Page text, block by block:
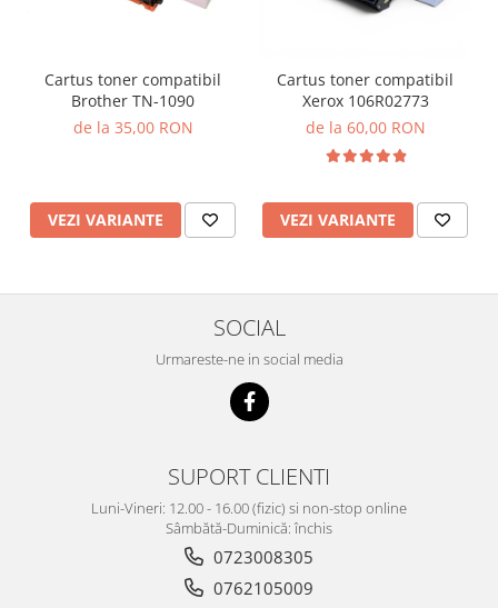
Cartus toner compatibil
Brother TN-1090
de la 35,00 RON
VEZI VARIANTE
Cartus toner compatibil
Xerox 106R02773
de la 60,00 RON
VEZI VARIANTE
SOCIAL
Urmareste-ne in social media
SUPORT CLIENTI
Luni-Vineri: 12.00 - 16.00 (fizic) si non-stop online
Sâmbătă-Duminică: închis
0723008305
0762105009